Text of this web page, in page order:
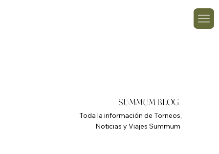
SUMMUM BLOG
Toda la información de Torneos,
Noticias y Viajes Summum